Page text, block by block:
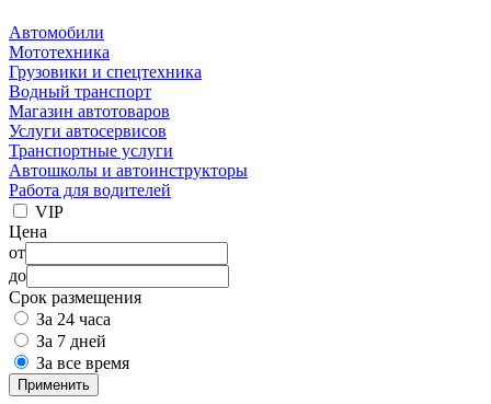
Автомобили
Мототехника
Грузовики и спецтехника
Водный транспорт
Магазин автотоваров
Услуги автосервисов
Транспортные услуги
Автошколы и автоинструкторы
Работа для водителей
VIP
Цена
от
до
Срок размещения
За 24 часа
За 7 дней
За все время
Применить